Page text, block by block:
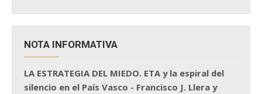
NOTA INFORMATIVA
LA ESTRATEGIA DEL MIEDO. ETA y la espiral del
silencio en el País Vasco - Francisco J. Llera y